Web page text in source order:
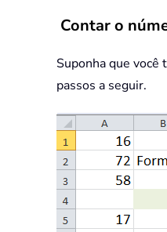
Contar o
Suponha que você
passos a seguir.